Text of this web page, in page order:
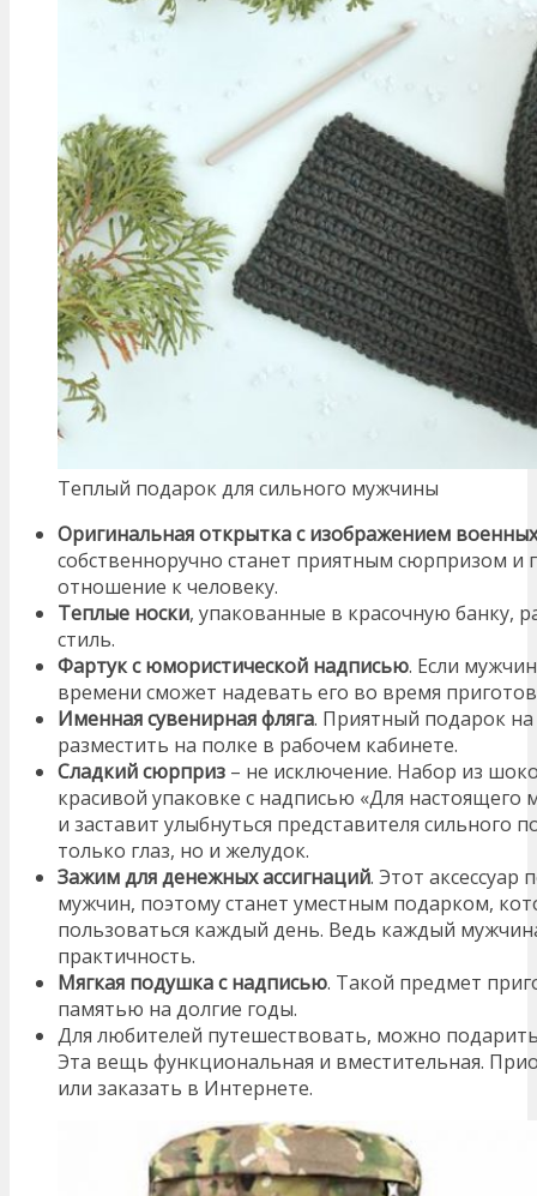
Теплый подарок для сильного мужчины
Оригинальная открытка с изображением
собственноручно станет приятным сюрпризом
отношение к человеку.
Теплые носки, упакованные в красочную банку,
стиль.
Фартук с юмористической надписью. Если
времени сможет надевать его во время
Именная сувенирная фляга. Приятный подарок
разместить на полке в рабочем кабинете.
Сладкий сюрприз – не исключение. Набор из
красивой упаковке с надписью «Для
и заставит улыбнуться представителя сильного
только глаз, но и желудок.
Зажим для денежных ассигнаций. Этот аксессуар
мужчин, поэтому станет уместным подарком,
пользоваться каждый день. Ведь каждый
практичность.
Мягкая подушка с надписью. Такой предмет
памятью на долгие годы.
Для любителей путешествовать, можно
Эта вещь функциональная и вместительная.
или заказать в Интернете.